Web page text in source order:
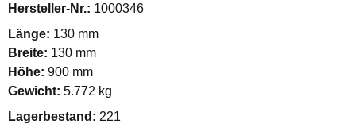
Hersteller-Nr.: 1000346
Länge: 130 mm
Breite: 130 mm
Höhe: 900 mm
Gewicht: 5.772 kg
Lagerbestand: 221